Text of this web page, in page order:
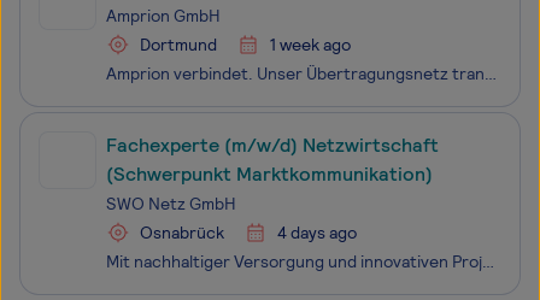
Amprion GmbH
Dortmund
1 week ago
Amprion verbindet. Unser Übertragungsnetz transportiert Strom für 29 Millionen Menschen in einem Gebiet von der Nordsee bis zu den Alpen. Dort wird ein Drittel der deutschen Wirtschaftsleistung erzeugt. Unsere Leitungen sind Lebensadern der Gesellschaft. Wir halten unser Netz stabil und sicher - und
Fachexperte (m/w/d) Netzwirtschaft
(Schwerpunkt Marktkommunikation)
SWO Netz GmbH
Osnabrück
4 days ago
Mit nachhaltiger Versorgung und innovativen Projekten gestalten wir als SWO Netz GmbH das moderne Osnabrück der Zukunft. Wir versorgen die Menschen mit Gas, Wasser, Wärme, Energie und Glasfaser, bereiten Abwasser umweltgerecht auf und bauen zukunftsfähige (Daten)-Netze. Deine Aufgabe bei uns hat Bed